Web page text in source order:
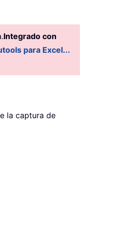
Integrado con
para Excel...
la captura de